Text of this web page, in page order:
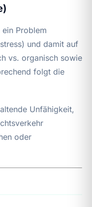
Problem
und damit auf
vs. organisch sowie
folgt die
Unfähigkeit,
oder